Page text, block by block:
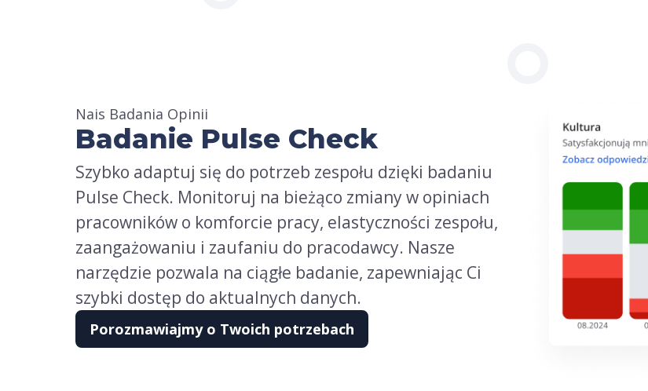
Nais Badania Opinii
Badanie Pulse Check
Szybko adaptuj się do potrzeb zespołu dzięki badaniu
Pulse Check. Monitoruj na bieżąco zmiany w opiniach
pracowników o komforcie pracy, elastyczności zespołu,
zaangażowaniu i zaufaniu do pracodawcy. Nasze
narzędzie pozwala na ciągłe badanie, zapewniając Ci
szybki dostęp do aktualnych danych.
Porozmawiajmy o Twoich potrzebach